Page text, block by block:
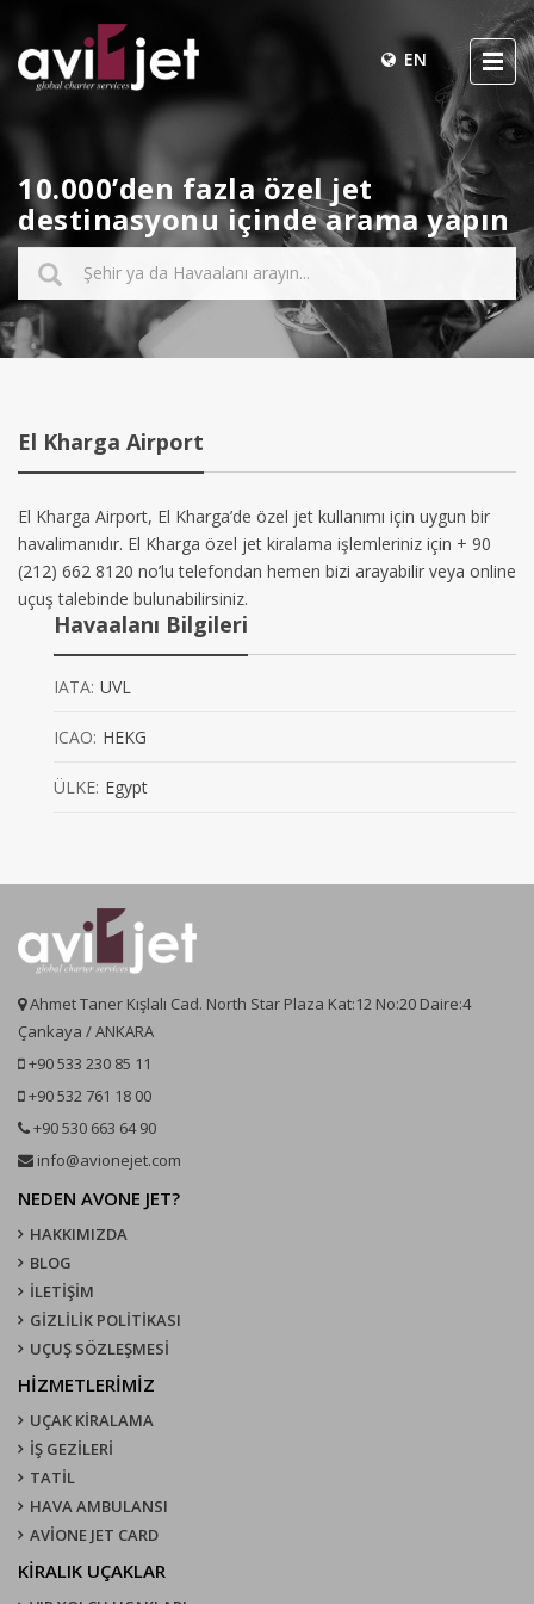
EN
10.000’den fazla özel jet
destinasyonu içinde arama yapın
El Kharga Airport
El Kharga Airport, El Kharga’de özel jet kullanımı için uygun bir
havalimanıdır. El Kharga özel jet kiralama işlemleriniz için + 90
(212) 662 8120 no’lu telefondan hemen bizi arayabilir veya online
uçuş talebinde bulunabilirsiniz.
Havaalanı Bilgileri
IATA: UVL
ICAO: HEKG
ÜLKE: Egypt
Ahmet Taner Kışlalı Cad. North Star Plaza Kat:12 No:20 Daire:4
Çankaya / ANKARA
+90 533 230 85 11
+90 532 761 18 00
+90 530 663 64 90
info@avionejet.com
NEDEN AVONE JET?
HAKKIMIZDA
BLOG
İLETİŞİM
GİZLİLİK POLİTİKASI
UÇUŞ SÖZLEŞMESI
HİZMETLERİMİZ
UÇAK KIRALAMA
İŞ GEZİLERİ
TATİL
HAVA AMBULANSI
AVİONE JET CARD
KIRALIK UÇAKLAR